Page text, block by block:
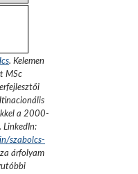
. Kelemen
MSc
a 2000-
LinkedIn:
szabolcs-
árfolyam